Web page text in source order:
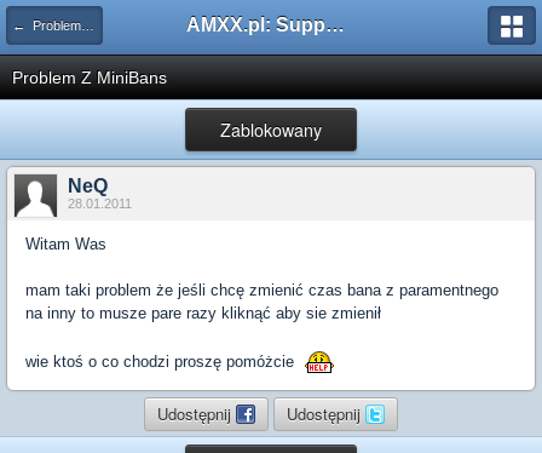
← Problemy z pluginami AMXX.pl: Support AMX Mod X i SourceMod
Problem Z MiniBans
Zablokowany
NeQ
28.01.2011
Witam Was
mam taki problem że jeśli chcę zmienić czas bana z paramentnego
na inny to musze pare razy kliknąć aby sie zmienił
wie ktoś o co chodzi proszę pomóżcie
Udostępnij Udostępnij